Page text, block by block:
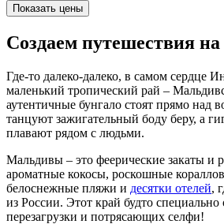
Показать цены
Создаем путешествия
Где-то далеко-далеко, в самом сердце
маленький тропический рай –
аутентичные бунгало стоят прямо над
танцуют зажигательный боду беру, а
плавают рядом с людьми.
Мальдивы – это феерические закаты и
ароматные кокосы, роскошные
белоснежные пляжи и десятки отелей,
из России. Этот край будто специально
перезагрузки и потрясающих селфи!